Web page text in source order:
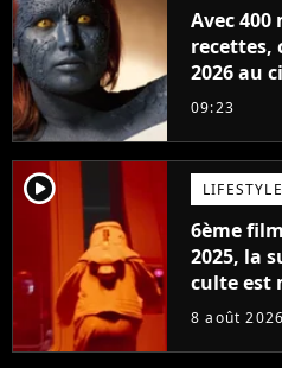
Avec
recettes,
2026 au
adorée
09:23
player2 LIFESTYLE
6ème
2025, la
culte est
claque la
8 août 2026